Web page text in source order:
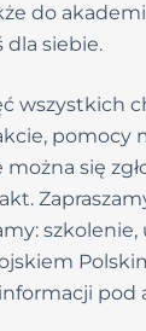
do
siebie.
wszystkich
pomocy
się
szkolenie,
pod